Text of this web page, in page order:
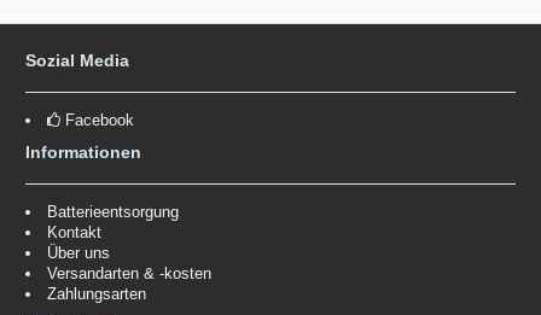
Sozial Media
Facebook
Informationen
Batterieentsorgung
Kontakt
Über uns
Versandarten & -kosten
Zahlungsarten